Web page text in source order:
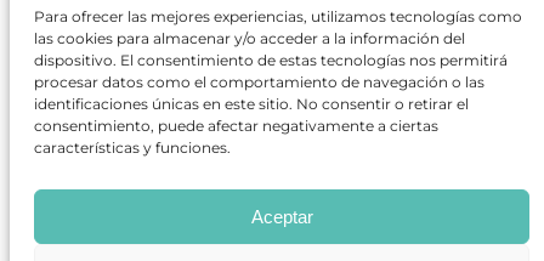
Para ofrecer las mejores experiencias, utilizamos tecnologías como
las cookies para almacenar y/o acceder a la información del
dispositivo. El consentimiento de estas tecnologías nos permitirá
procesar datos como el comportamiento de navegación o las
identificaciones únicas en este sitio. No consentir o retirar el
consentimiento, puede afectar negativamente a ciertas
características y funciones.
Aceptar
CONTACTO
OBRAS MÁS VOTADAS
RANKING MEJORES OBRAS
BÚSQUEDA AVANZADA DE OBRAS
Revista GODOTes una revista independiente especializada
en información sobre artes escénicas de Madrid, gratuita y
que se distribuye en espacios escénicos, además de otros
puntos de interés turístico y de ocio de la capital.